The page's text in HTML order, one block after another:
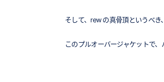
そして、rew の真骨頂というべ
このプルオーバージャケットで